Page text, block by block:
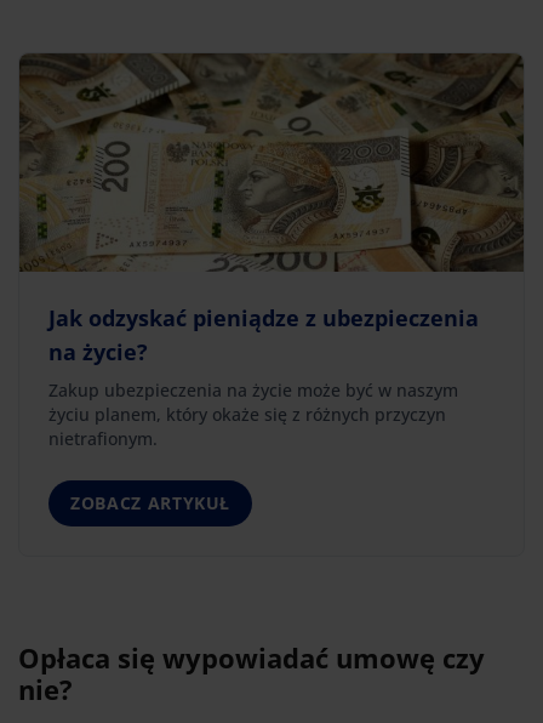
Jak odzyskać pieniądze z ubezpieczenia
na życie?
Zakup ubezpieczenia na życie może być w naszym
życiu planem, który okaże się z różnych przyczyn
nietrafionym.
ZOBACZ ARTYKUŁ
Opłaca się wypowiadać umowę czy
nie?